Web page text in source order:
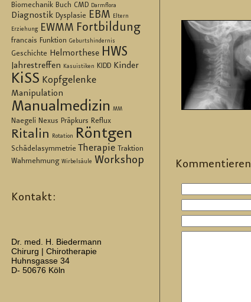
Biomechanik Buch CMD Darmflora
Diagnostik Dysplasie EBM Eltern
Erziehung EWMM Fortbildung
francais Funktion Geburtshindernis
Geschichte Helmorthese HWS
Jahrestreffen Kasuistiken KIDD Kinder
KiSS Kopfgelenke
Manipulation
Manualmedizin MM
Naegeli Nexus Präpkurs Reflux
Ritalin Rotation Röntgen
Schädelasymmetrie Therapie Traktion
Wahrnehmung Wirbelsäule Workshop
Kontakt:
Dr. med. H. Biedermann
Chirurg | Chirotherapie
Huhnsgasse 34
D- 50676 Köln
Kom­men­tie­ren